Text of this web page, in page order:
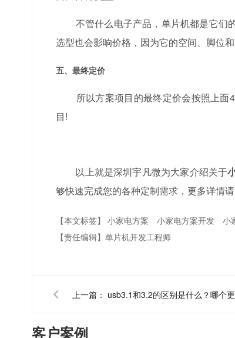
不管什么电子产品，单片机都是它们的
选型也会影响价格，因为它的空间、脚位
五、最终定价
所以方案项目的最终定价会按照上面4
目!
以上就是深圳宇凡微为大家介绍关于
够快速完成您的各种定制需求，更多详情
【本文标签】小家电方案 小家电方案开发
小
【责任编辑】单片机开发工程师
上一篇： usb3.1和3.2的区别是什么？哪个
客户案例